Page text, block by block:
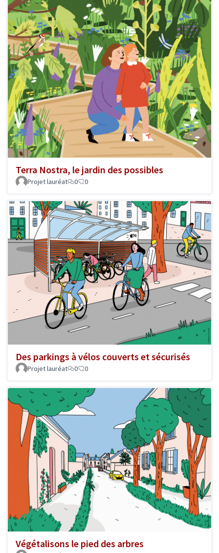
Terra Nostra, le jardin des possibles
Projet lauréat 0 0
Des parkings à vélos couverts et sécurisés
Projet lauréat 0 0
Végétalisons le pied des arbres